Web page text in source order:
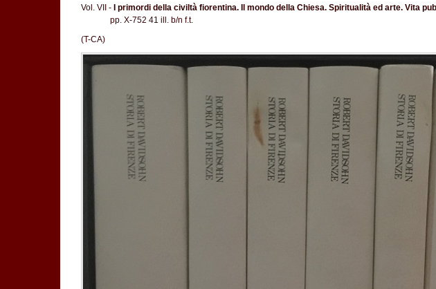
Vol. VII -
I primordi della civiltà fiorentina. Il mondo della Chiesa. Spiritualità ed arte. Vita
pp. X-752 41 ill. b/n f.t.
(T-CA)